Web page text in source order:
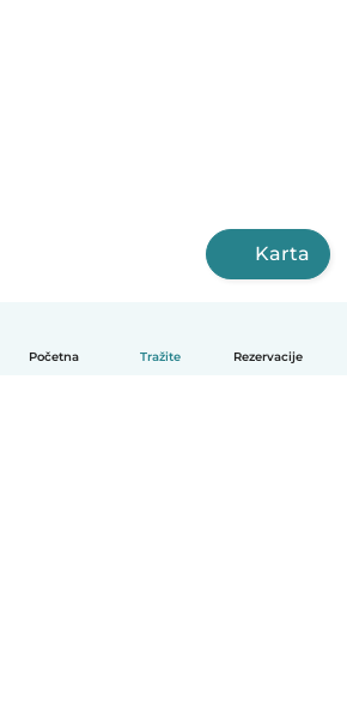
Početna Tražite Rezervacije
Karta